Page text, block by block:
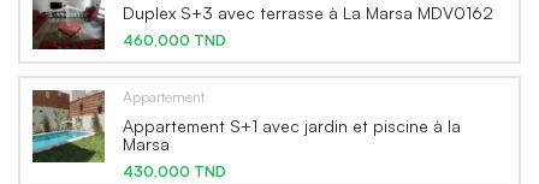
Duplex S+3 avec terrasse à La Marsa MDV0162
460,000 TND
Appartement
Appartement S+1 avec jardin et piscine à la
Marsa
430,000 TND